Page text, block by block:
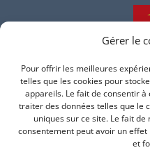
Gérer le
Pour offrir les meilleures
telles que les cookies pour
appareils. Le fait de consentir
traiter des données telles que le
uniques sur ce site. Le fait
consentement peut avoir un
et